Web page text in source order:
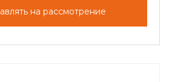
на рассмотрение